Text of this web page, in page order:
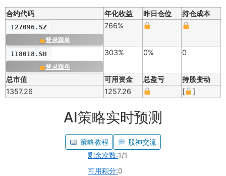
合约代码 年化收益 昨日仓位 持仓成本
127096.SZ
登录跟单
766%
118018.SH
登录跟单
303% 0% 0
总市值 可用资金 总盈亏
持股变动
1357.26
1257.26 [ ]
AI策略实时预测
策略教程
股神交流
剩余次数:1/1
可用积分:0